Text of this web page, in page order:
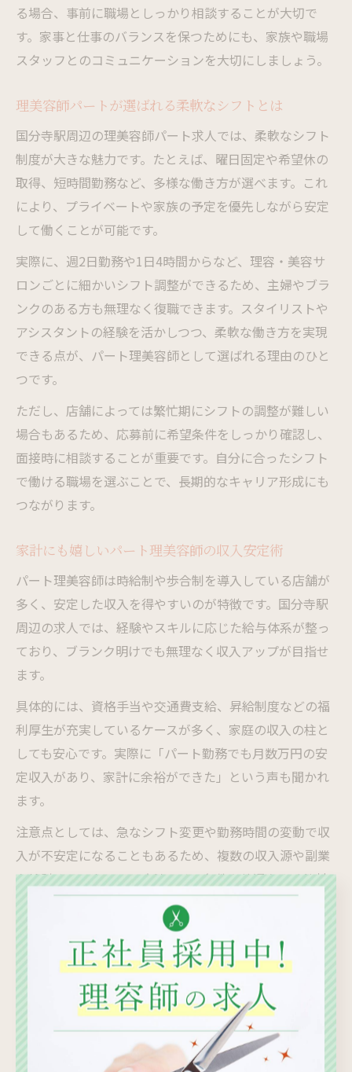
る場合、事前に職場としっかり相談することが大切で
す。家事と仕事のバランスを保つためにも、家族や職場
スタッフとのコミュニケーションを大切にしましょう。
理美容師パートが選ばれる柔軟なシフトとは
国分寺駅周辺の理美容師パート求人では、柔軟なシフト
制度が大きな魅力です。たとえば、曜日固定や希望休の
取得、短時間勤務など、多様な働き方が選べます。これ
により、プライベートや家族の予定を優先しながら安定
して働くことが可能です。
実際に、週2日勤務や1日4時間からなど、理容・美容サ
ロンごとに細かいシフト調整ができるため、主婦やブラ
ンクのある方も無理なく復職できます。スタイリストや
アシスタントの経験を活かしつつ、柔軟な働き方を実現
できる点が、パート理美容師として選ばれる理由のひと
つです。
ただし、店舗によっては繁忙期にシフトの調整が難しい
場合もあるため、応募前に希望条件をしっかり確認し、
面接時に相談することが重要です。自分に合ったシフト
で働ける職場を選ぶことで、長期的なキャリア形成にも
つながります。
家計にも嬉しいパート理美容師の収入安定術
パート理美容師は時給制や歩合制を導入している店舗が
多く、安定した収入を得やすいのが特徴です。国分寺駅
周辺の求人では、経験やスキルに応じた給与体系が整っ
ており、ブランク明けでも無理なく収入アップが目指せ
ます。
具体的には、資格手当や交通費支給、昇給制度などの福
利厚生が充実しているケースが多く、家庭の収入の柱と
しても安心です。実際に「パート勤務でも月数万円の安
定収入があり、家計に余裕ができた」という声も聞かれ
ます。
注意点としては、急なシフト変更や勤務時間の変動で収
入が不安定になることもあるため、複数の収入源や副業
を検討するのも一つの方法です。条件や待遇をよく比較
し、自分に合った職場を選ぶことが収入安定のコツで
す。
子育て世代が理美容師パートを選ぶ理由
子育て世代が理美容師パートを選ぶ最大の理由は、家庭
と仕事の両立がしやすい点です。国分寺駅周辺は、駅近
や徒歩圏内のサロンが多く、通勤時間を短縮できるた